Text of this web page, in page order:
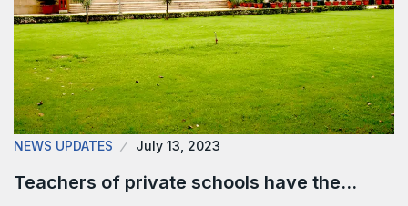
NEWS UPDATES July 13, 2023
Teachers of private schools have the…